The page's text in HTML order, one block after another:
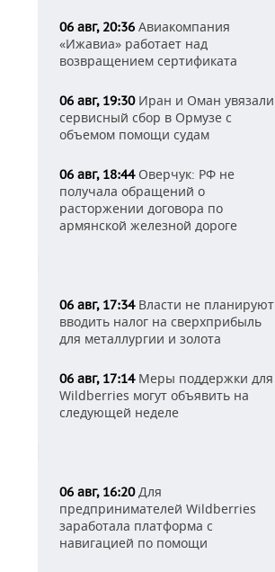
06 авг, 20:36 Авиакомпания
«Ижавиа» работает над
возвращением сертификата
06 авг, 19:30Иран и Оман увязали
сервисный сбор в Ормузе с
объемом помощи судам
06 авг, 18:44Оверчук: РФ не
получала обращений о
расторжении договора по
армянской железной дороге
06 авг, 17:34Власти не планируют
вводить налог на сверхприбыль
для металлургии и золота
06 авг, 17:14Меры поддержки для
Wildberries могут объявить на
следующей неделе
06 авг, 16:20Для
предпринимателей Wildberries
заработала платформа с
навигацией по помощи